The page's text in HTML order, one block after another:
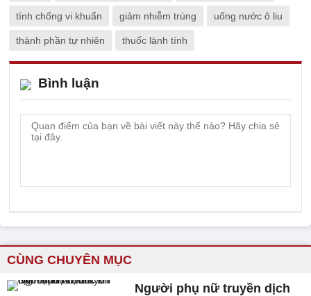
tính chống vi khuẩn giảm nhiễm trùng uống nước ô liu
thành phần tự nhiên thuốc lành tính
Bình luận
CÙNG CHUYÊN MỤC
Người phụ nữ truyền dịch